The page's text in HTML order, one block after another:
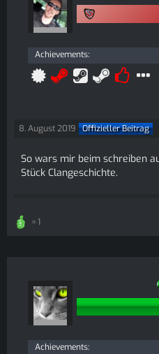
Achievements
8. August 2019 Offizieller Beitrag
So wars mir beim schreiben
Stück Clangeschichte.
1
Achievements